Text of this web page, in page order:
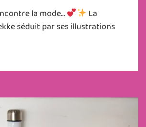
la mode…
La
séduit par ses illustrations